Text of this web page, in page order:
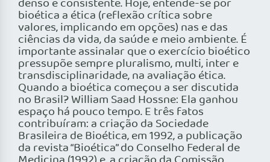
denso e consistente. Hoje, entende-se por
bioética a ética (reflexão crítica sobre
valores, implicando em opções) nas e das
ciências da vida, da saúde e meio ambiente. É
importante assinalar que o exercício bioético
pressupõe sempre pluralismo, multi, inter e
transdisciplinaridade, na avaliação ética.
Quando a bioética começou a ser discutida
no Brasil? William Saad Hossne: Ela ganhou
espaço há pouco tempo. E três fatos
contribuíram: a criação da Sociedade
Brasileira de Bioética, em 1992, a publicação
da revista “Bioética” do Conselho Federal de